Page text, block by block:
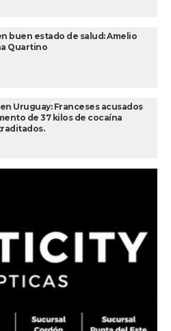
buen estado de salud: Amelio
Quartino
en Uruguay: Franceses acusados
de 37 kilos de cocaína